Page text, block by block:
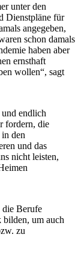
unter den
Dienstpläne für
angegeben,
schon damals
haben aber
ernsthaft
wollen“, sagt
endlich
fordern, die
den
und das
nicht leisten,
die Berufe
bilden, um auch
zu